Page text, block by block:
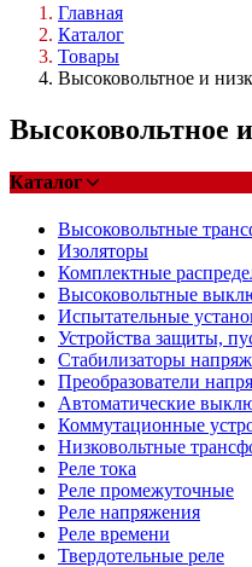
Главная
Каталог
Товары
Высоковольтное и
Высоковольтное
Каталог
Высоковольтные
Изоляторы
Комплектные
Высоковольтные
Испытательные
Устройства защиты,
Стабилизаторы
Преобразователи
Автоматические
Коммутационные
Низковольтные
Реле тока
Реле промежуточные
Реле напряжения
Реле времени
Твердотельные реле